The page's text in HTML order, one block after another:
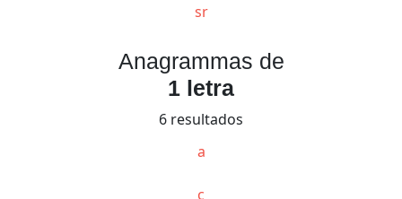
sr
Anagrammas de
1 letra
6 resultados
a
c